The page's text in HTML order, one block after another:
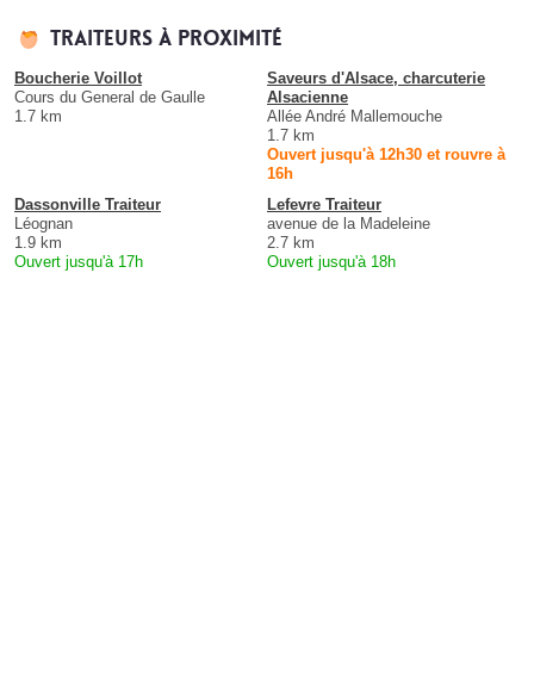
Traiteurs à proximité
Boucherie Voillot
Cours du General de Gaulle
1.7 km
Saveurs d'Alsace, charcuterie
Alsacienne
Allée André Mallemouche
1.7 km
Ouvert jusqu'à 12h30 et rouvre à
16h
Dassonville Traiteur
Léognan
1.9 km
Ouvert jusqu'à 17h
Lefevre Traiteur
avenue de la Madeleine
2.7 km
Ouvert jusqu'à 18h